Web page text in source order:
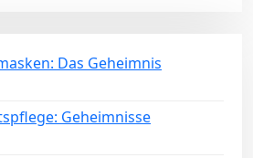
Das Geheimnis
Geheimnisse